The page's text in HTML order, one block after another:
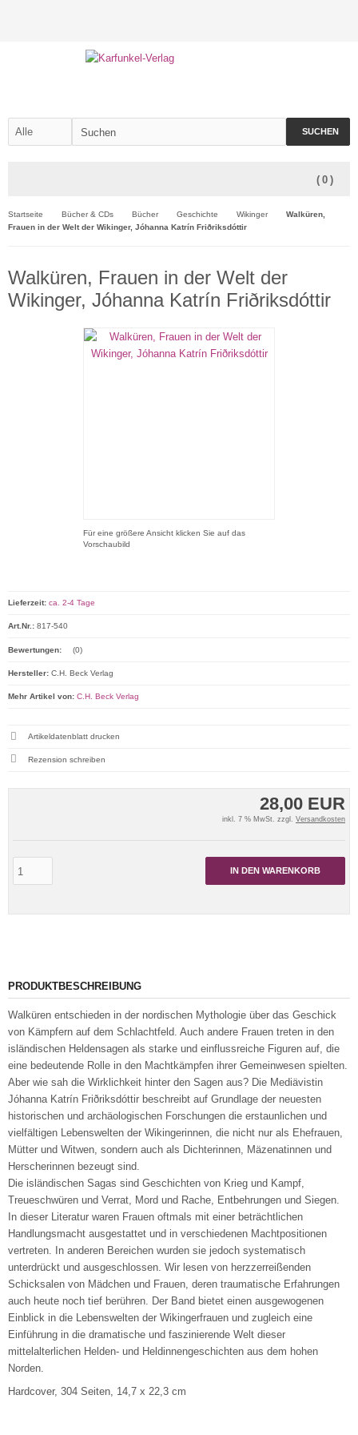
SUCHEN
( 0 )
Startseite Bücher & CDs Bücher Geschichte Wikinger
Walküren,
Frauen in der Welt der Wikinger, Jóhanna Katrín Friðriksdóttir
Walküren, Frauen in der Welt der
Wikinger, Jóhanna Katrín Friðriksdóttir
Für eine größere Ansicht klicken Sie auf das
Vorschaubild
28,00 EUR
inkl. 7 % MwSt. zzgl. Versandkosten
IN DEN WARENKORB
Lieferzeit: ca. 2-4 Tage
Art.Nr.: 817-540
Bewertungen: (0)
Hersteller: C.H. Beck Verlag
Mehr Artikel von: C.H. Beck Verlag
Artikeldatenblatt drucken
Rezension schreiben
PRODUKTBESCHREIBUNG
Walküren entschieden in der nordischen Mythologie über das Geschick
von Kämpfern auf dem Schlachtfeld. Auch andere Frauen treten in den
isländischen Heldensagen als starke und einflussreiche Figuren auf, die
eine bedeutende Rolle in den Machtkämpfen ihrer Gemeinwesen spielten.
Aber wie sah die Wirklichkeit hinter den Sagen aus? Die Mediävistin
Jóhanna Katrín Friðriksdóttir beschreibt auf Grundlage der neuesten
historischen und archäologischen Forschungen die erstaunlichen und
vielfältigen Lebenswelten der Wikingerinnen, die nicht nur als Ehefrauen,
Mütter und Witwen, sondern auch als Dichterinnen, Mäzenatinnen und
Herscherinnen bezeugt sind.
Die isländischen Sagas sind Geschichten von Krieg und Kampf,
Treueschwüren und Verrat, Mord und Rache, Entbehrungen und Siegen.
In dieser Literatur waren Frauen oftmals mit einer beträchtlichen
Handlungsmacht ausgestattet und in verschiedenen Machtpositionen
vertreten. In anderen Bereichen wurden sie jedoch systematisch
unterdrückt und ausgeschlossen. Wir lesen von herzzerreißenden
Schicksalen von Mädchen und Frauen, deren traumatische Erfahrungen
auch heute noch tief berühren. Der Band bietet einen ausgewogenen
Einblick in die Lebenswelten der Wikingerfrauen und zugleich eine
Einführung in die dramatische und faszinierende Welt dieser
mittelalterlichen Helden- und Heldinnengeschichten aus dem hohen
Norden.
Hardcover, 304 Seiten, 14,7 x 22,3 cm